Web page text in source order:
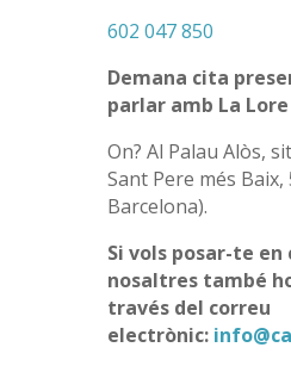
602 047 850
Demana cita
parlar amb La Lore
On? Al Palau Alòs,
Sant Pere més Baix,
Barcelona).
Si vols posar-te
nosaltres també
través del correu
electrònic: